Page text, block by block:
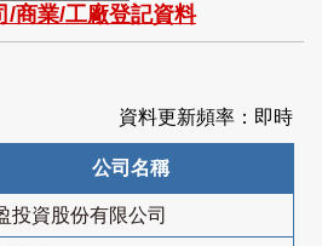
/商業/工廠登記資料
資料更新頻率：即時
公司名稱
投資股份有限公司